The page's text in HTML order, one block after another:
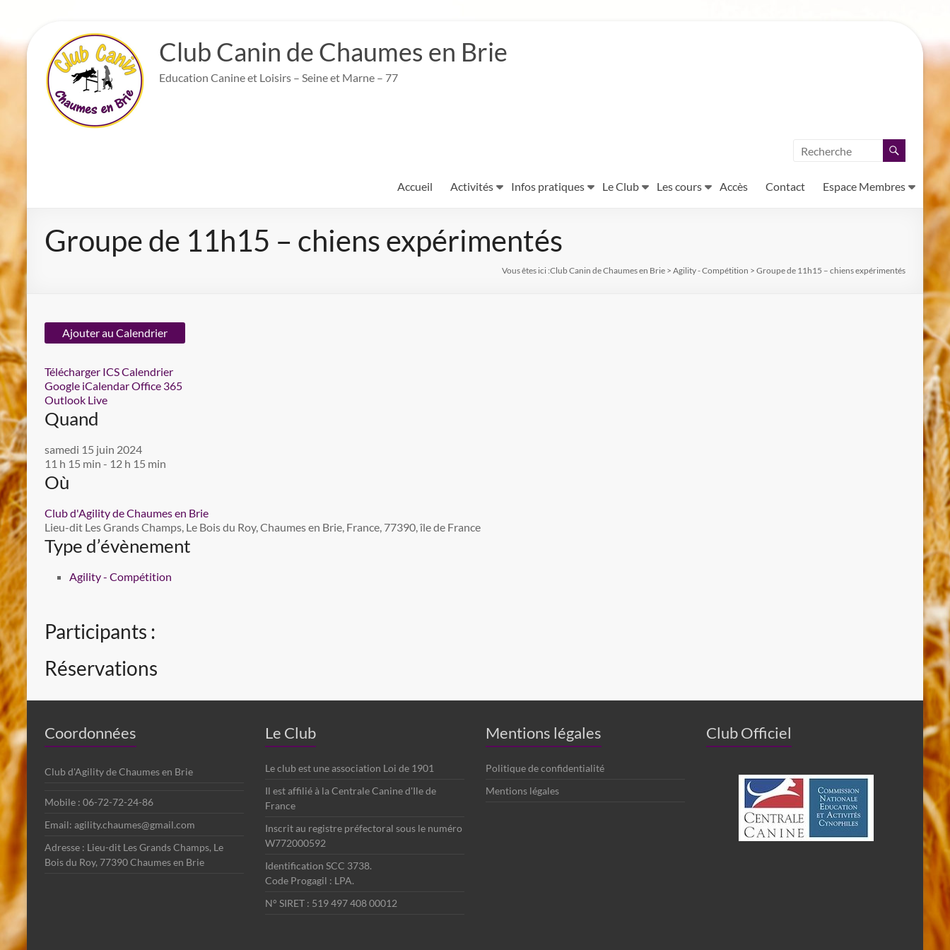
au
contenu
Club Canin de Chaumes en Brie
Education Canine et Loisirs – Seine et Marne – 77
Accueil Activités Infos pratiques Le Club Les cours Accès Contact Espace Membres
Groupe de 11h15 – chiens expérimentés
Vous êtes ici :Club Canin de Chaumes en Brie > Agility - Compétition > Groupe de 11h15 – chiens expérimentés
Ajouter au Calendrier
Télécharger ICSCalendrier
Google iCalendarOffice 365
Outlook Live
Quand
samedi 15 juin 2024
11 h 15 min - 12 h 15 min
Où
Club d'Agility de Chaumes en Brie
Lieu-dit Les Grands Champs, Le Bois du Roy, Chaumes en Brie, France, 77390, île de France
Type d’évènement
Agility - Compétition
Participants :
Réservations
Coordonnées
Club d'Agility de Chaumes en Brie
Mobile : 06-72-72-24-86
Email: agility.chaumes@gmail.com
Adresse : Lieu-dit Les Grands Champs, Le
Bois du Roy, 77390 Chaumes en Brie
Le Club
Le club est une association Loi de 1901
Il est affilié à la Centrale Canine d'Ile de
France
Inscrit au registre préfectoral sous le numéro
W772000592
Identification SCC 3738.
Code Progagil : LPA.
N° SIRET : 519 497 408 00012
Mentions légales
Politique de confidentialité
Mentions légales
Club Officiel